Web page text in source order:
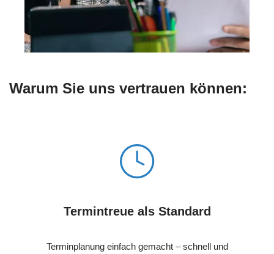
Warum Sie uns vertrauen können:
Termintreue als Standard
Terminplanung einfach gemacht – schnell und